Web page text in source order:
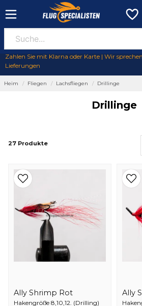
Zahlen Sie mit Klarna oder Karte | Wir
Lieferungen
Heim Fliegen Lachsfliegen Drillinge
Drillinge
27 Produkte
Ally Shrimp Rot
Hakengröße 8,10,12. (Drilling)
Ally